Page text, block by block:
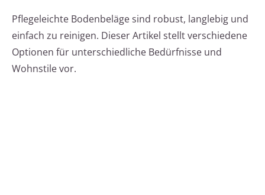
Pflegeleichte Bodenbeläge sind robust, langlebig und
einfach zu reinigen. Dieser Artikel stellt verschiedene
Optionen für unterschiedliche Bedürfnisse und
Wohnstile vor.